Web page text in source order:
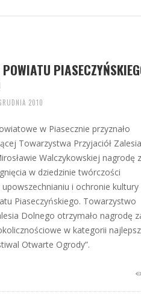
2010
w Piasecznie przyznało
Towarzystwa Przyjaciół Zalesia
Walczykowskiej nagrodę
w dziedzinie twórczości
i ochronie kultury
Piaseczyńskiego. Towarzystwo
Dolnego otrzymało nagrodę
w kategorii
Otwarte Ogrody”.